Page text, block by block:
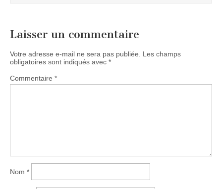
Laisser un commentaire
Votre adresse e-mail ne sera pas publiée.
Les champs
obligatoires sont indiqués avec *
Commentaire *
Nom *